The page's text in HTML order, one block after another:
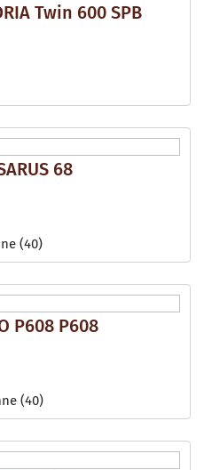
Twin 600 SPB
68
(40)
P608 P608
(40)